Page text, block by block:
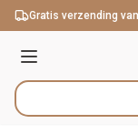
Ga naar de inhoud
Gratis verzending
Menu
Product, merk,